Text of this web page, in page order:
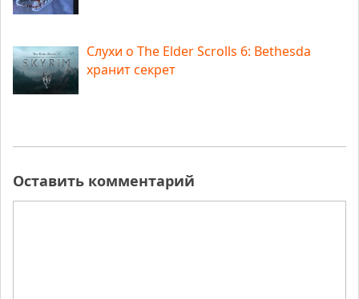
Слухи о The Elder Scrolls 6: Bethesda
хранит секрет
Оставить комментарий